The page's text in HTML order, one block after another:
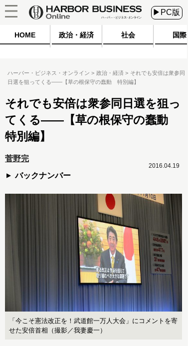
▶PC版
HOME 政治・経済 社会 国際
ハーバー・ビジネス・オンライン 政治・経済
それでも安倍は衆参同
日選を狙ってくる――【草の根保守の蠢動 特別編】
それでも安倍は衆参同日選を狙っ
てくる――【草の根保守の蠢動
特別編】
菅野完
バックナンバー
2016.04.19
「今こそ憲法改正を！武道館一万人大会」にコメントを寄
せた安倍首相（撮影／我妻慶一）